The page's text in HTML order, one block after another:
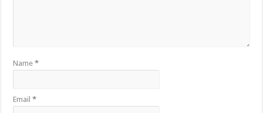
Name*
Email*